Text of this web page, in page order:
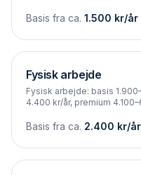
Basis fra ca. 1.500 kr/år
Fysisk arbejde
Fysisk arbejde: basis
4.400 kr/år, premium
Basis fra ca. 2.400 kr/år